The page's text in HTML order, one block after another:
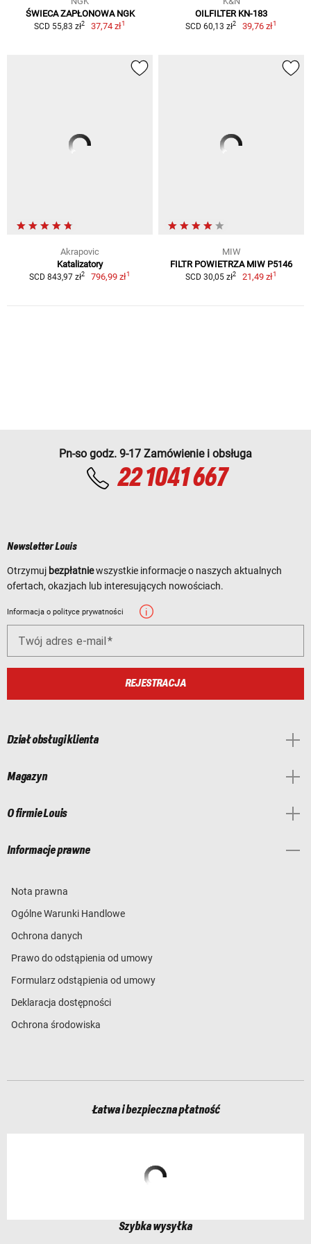
ŚWIECA ZAPŁONOWA NGK
SCD 55,83 zł2 37,74 zł1
OILFILTER KN-183
SCD 60,13 zł2 39,76 zł1
Akrapovic
Katalizatory
SCD 843,97 zł2 796,99 zł1
MIW
FILTR POWIETRZA MIW P5146
SCD 30,05 zł2 21,49 zł1
Pn-so godz. 9-17 Zamówienie i obsługa
22 1041 667
Newsletter Louis
Otrzymuj bezpłatniewszystkie informacje o naszych aktualnych
ofertach, okazjach lub interesujących nowościach.
Informacja o polityce prywatności
Twój adres e-mail
REJESTRACJA
Dział obsługi klienta
Magazyn
O firmie Louis
Informacje prawne
Nota prawna
Ogólne Warunki Handlowe
Ochrona danych
Prawo do odstąpienia od umowy
Formularz odstąpienia od umowy
Deklaracja dostępności
Ochrona środowiska
Łatwa i bezpieczna płatność
Szybka wysyłka